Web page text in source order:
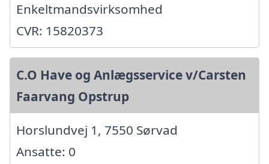
Enkeltmandsvirksomhed
CVR: 15820373
C.O Have og Anlægsservice v/Carsten
Faarvang Opstrup
Horslundvej 1, 7550 Sørvad
Ansatte: 0